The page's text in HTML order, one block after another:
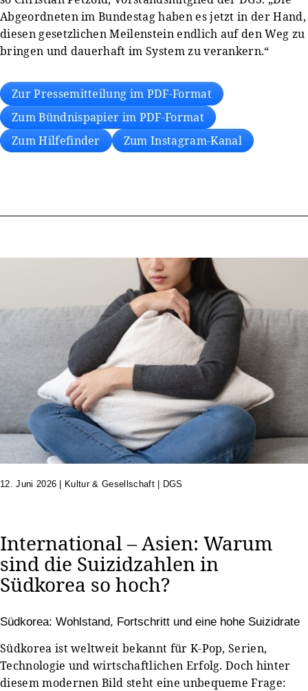
Abgeordneten im Bundestag haben es jetzt in der Hand,
diesen gesetzlichen Meilenstein endlich auf den Weg zu
bringen und dauerhaft im System zu verankern.“
Zur Pressemitteilung im PDF-Format
Zum Bündnispapier im PDF-Format
Zum Hilfefinder
Zum Instagram-Kanal
12. Juni 2026 | Kultur & Gesellschaft | DGS
International – Asien: Warum
sind die Suizidzahlen in
Südkorea so hoch?
Südkorea: Wohlstand, Fortschritt und eine hohe Suizidrate
Südkorea ist weltweit bekannt für K-Pop, Serien,
Technologie und wirtschaftlichen Erfolg. Doch hinter
diesem modernen Bild steht eine unbequeme Frage: